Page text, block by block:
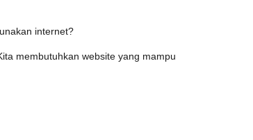
internet?
membutuhkan website yang mampu